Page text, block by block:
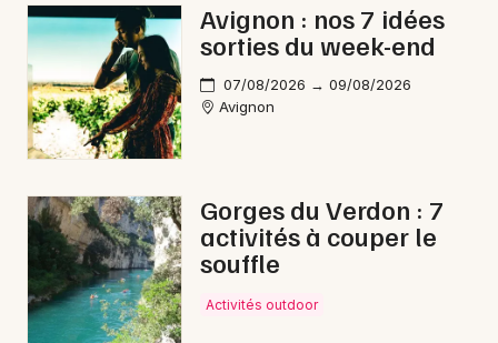
Expos
Sorties & loisirs
Electro dans le Vaucluse
Newsletter des sorties
Avignon : nos 7 idées
sorties du week-end
07/08/2026 → 09/08/2026
Avignon
Gorges du Verdon : 7
activités à couper le
souffle
Activités outdoor